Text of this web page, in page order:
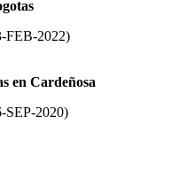
FEB-2022)
en Cardeñosa
SEP-2020)